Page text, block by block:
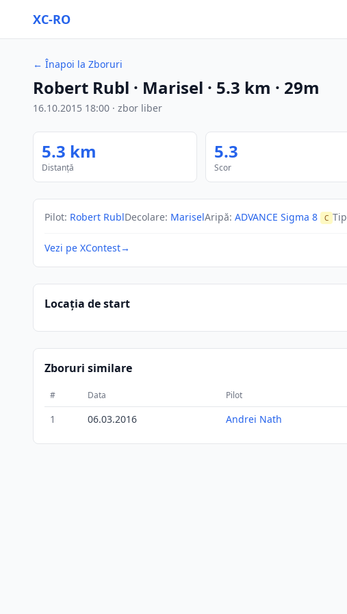
XC-RO
← Înapoi la Zboruri
Robert Rubl · Marisel · 5.3 km · 29m
16.10.2015 18:00 · zbor liber
5.3 km
Distanță
5.3
Scor
Pilot: Robert RublDecolare: MariselAripă: ADVANCE Sigma 8 C Tip
Vezi pe XContest→
Locația de start
Zboruri similare
# Data Pilot
1 06.03.2016 Andrei Nath